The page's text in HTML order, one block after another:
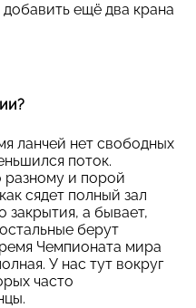
ещё два крана
ланчей нет свободных
поток.
разному и порой
сядет полный зал
закрытия, а бывает,
берут
Чемпионата мира
У нас тут вокруг
часто